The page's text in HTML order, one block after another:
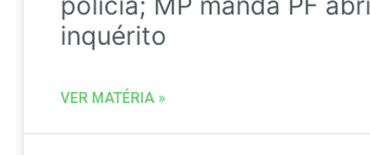
inquérito
VER MATÉRIA »